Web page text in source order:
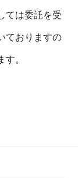
ては委託を受
ておりますの
。